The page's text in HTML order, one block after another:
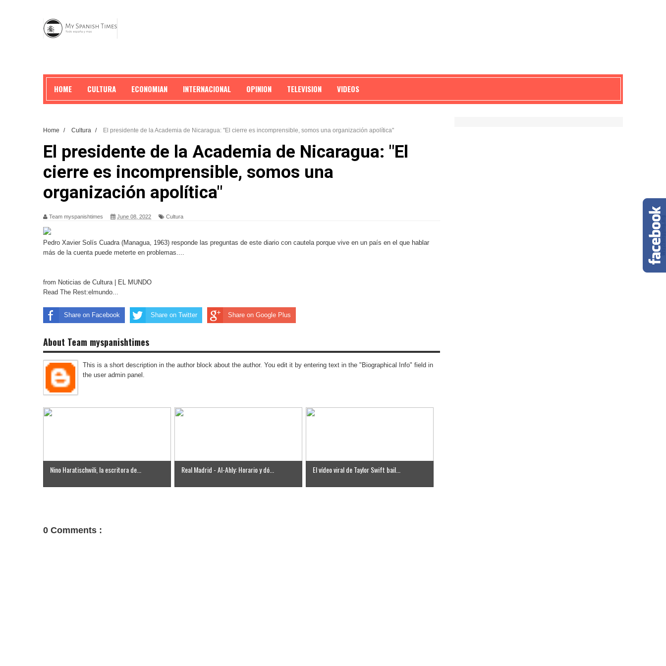
HOME CULTURA ECONOMIAN INTERNACIONAL OPINION TELEVISION VIDEOS
Home / Cultura / El presidente de la Academia de Nicaragua: "El cierre es incomprensible, somos una organización apolítica"
El presidente de la Academia de Nicaragua: "El
cierre es incomprensible, somos una
organización apolítica"
Team myspanishtimes June 08, 2022 Cultura
Pedro Xavier Solís Cuadra (Managua, 1963) responde las preguntas de este diario con cautela porque vive en un país en el que hablar
más de la cuenta puede meterte en problemas....
from Noticias de Cultura | EL MUNDO
Read The Rest:elmundo...
Share on Facebook Share on Twitter Share on Google Plus
About Team myspanishtimes
This is a short description in the author block about the author. You edit it by entering text in the "Biographical Info" field in
the user admin panel.
Nino Haratischwili, la escritora de... Real Madrid - Al-Ahly: Horario y dó... El vídeo viral de Taylor Swift bail...
0 Comments :